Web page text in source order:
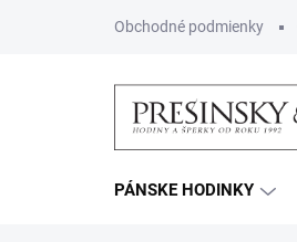
Obchodné podmienky
PÁNSKE HODINKY